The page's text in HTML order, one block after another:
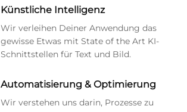
Künstliche Intelligenz
Wir verleihen Deiner Anwendung das
gewisse Etwas mit State of the Art KI-
Schnittstellen für Text und Bild.
Automatisierung & Optimierung
Wir verstehen uns darin, Prozesse zu